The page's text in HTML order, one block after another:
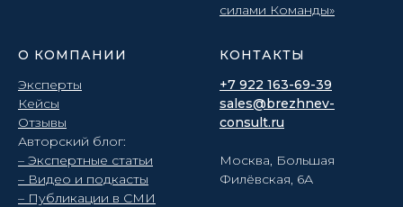
силами Команды»
О КОМПАНИИ
Эксперты
Кейсы
Отзывы
Авторский блог:
– Экспертные статьи
– Видео и подкасты
– Публикации в СМИ
КОНТАКТЫ
+7 922 163-69-39
sales@brezhnev-
consult.ru
Москва, Большая
Филёвская, 6А